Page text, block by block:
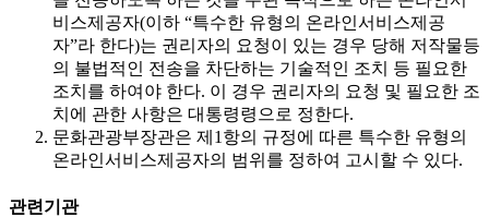
비스제공자(이하 “특수한 유형의 온라인서비스제공
자”라 한다)는 권리자의 요청이 있는 경우 당해 저작물등
의 불법적인 전송을 차단하는 기술적인 조치 등 필요한
조치를 하여야 한다. 이 경우 권리자의 요청 및 필요한 조
치에 관한 사항은 대통령령으로 정한다.
문화관광부장관은 제1항의 규정에 따른 특수한 유형의
온라인서비스제공자의 범위를 정하여 고시할 수 있다.
관련기관